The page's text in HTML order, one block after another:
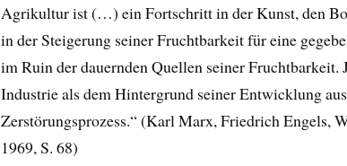
Agrikultur ist (…) ein Fortschritt in der Kunst, den
in der Steigerung seiner Fruchtbarkeit für eine
im Ruin der dauernden Quellen seiner Fruchtbarkeit.
Industrie als dem Hintergrund seiner Entwicklung
Zerstörungsprozess.“ (Karl Marx, Friedrich Engels,
1969, S. 68)